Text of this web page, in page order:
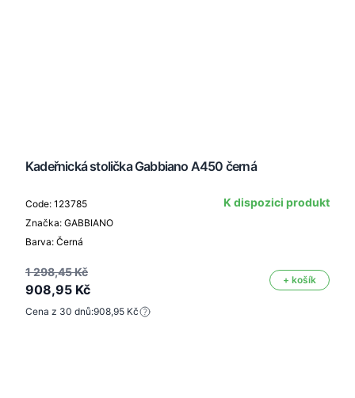
Kadeřnická stolička Gabbiano A450 černá
Code: 123785
Značka: GABBIANO
Barva: Černá
K dispozici produkt
1 298,45 Kč
908,95 Kč
+ košík
Cena z 30 dnů:908,95 Kč